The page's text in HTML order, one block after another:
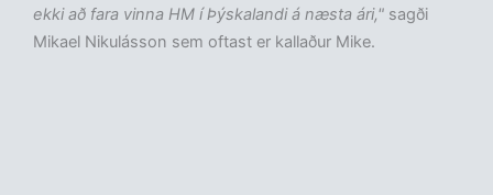
ekki að fara vinna HM í Þýskalandi á næsta ári," sagði
Mikael Nikulásson sem oftast er kallaður Mike.